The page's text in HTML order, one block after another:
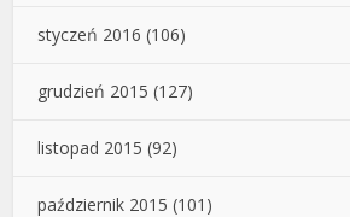
styczeń 2016 (106)
grudzień 2015 (127)
listopad 2015 (92)
październik 2015 (101)